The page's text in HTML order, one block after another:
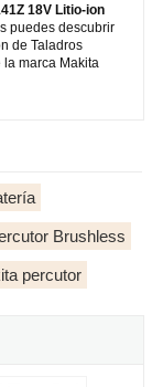
18V Litio-ion
puedes descubrir
de Taladros
marca Makita
Brushless
percutor
ion con 2 baterías